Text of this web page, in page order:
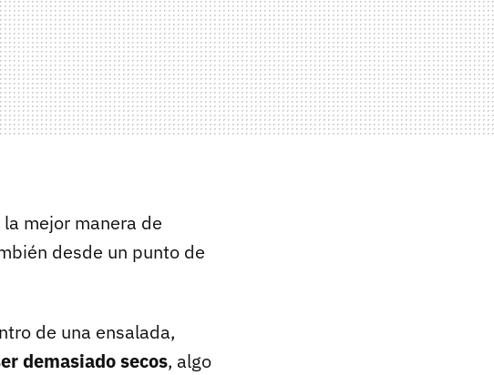
mejor manera de
desde un punto de
de una ensalada,
demasiado secos, algo